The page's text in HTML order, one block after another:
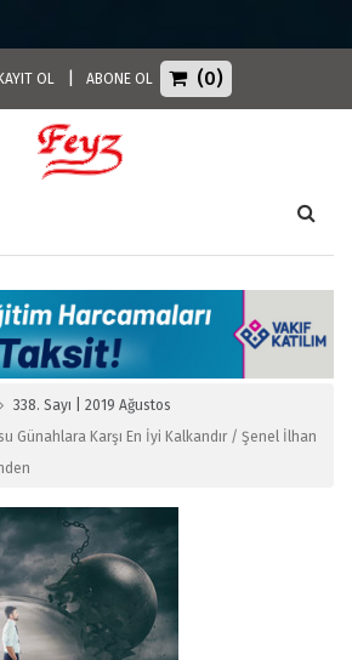
KAYIT OL ABONE OL (0)
338. Sayı | 2019 Ağustos
Günahlara Karşı En İyi Kalkandır / Şenel İlhan